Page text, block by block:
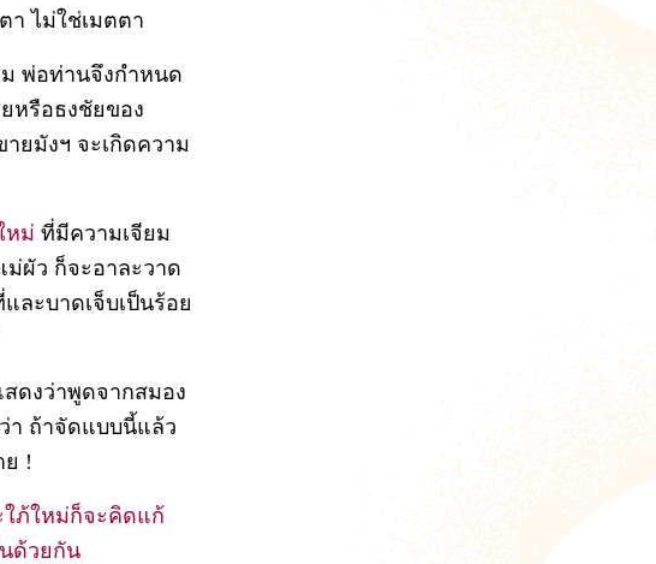
า ไม่ใช่เมตตา
พ่อท่านจึงกำหนด
หรือธงชัยของ
ยมังฯ จะเกิดความ
หม ่ ที่มีความเจียม
ม่ผัว ก็จะอาละวาด
ละบาดเจ็บเป็นร้อย
ดงว่าพูดจากสมอง
า ถ้าจัดแบบนี้แล้ว
!
ภ้ใหม่ก็จะคิดแก้
ด้วยกัน